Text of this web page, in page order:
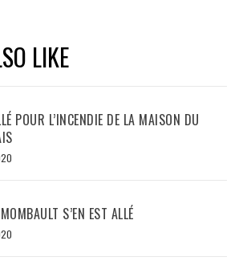
LIKE
POUR L’INCENDIE DE LA MAISON DU
S’EN EST ALLÉ